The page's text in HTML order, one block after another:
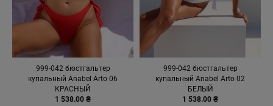
999-042 бюстгальтер
купальный Anabel Arto 06
КРАСНЫЙ
1 538.00 ₴
999-042 бюстгальтер
купальный Anabel Arto 02
БЕЛЫЙ
1 538.00 ₴